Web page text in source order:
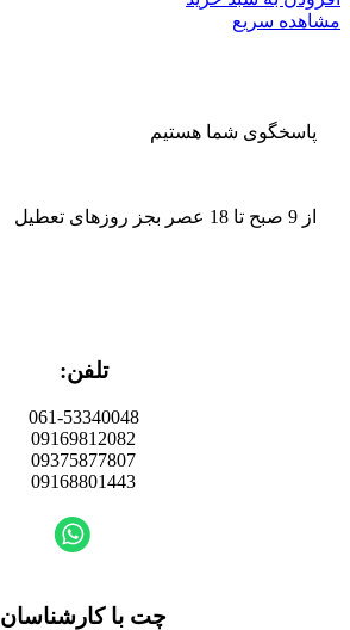
مشاهده سریع
پاسخگوی شما هستیم
از 9 صبح تا 18 عصر بجز روزهای تعطیل
تلفن:
061-53340048
09169812082
09375877807
09168801443
چت با کارشناسان